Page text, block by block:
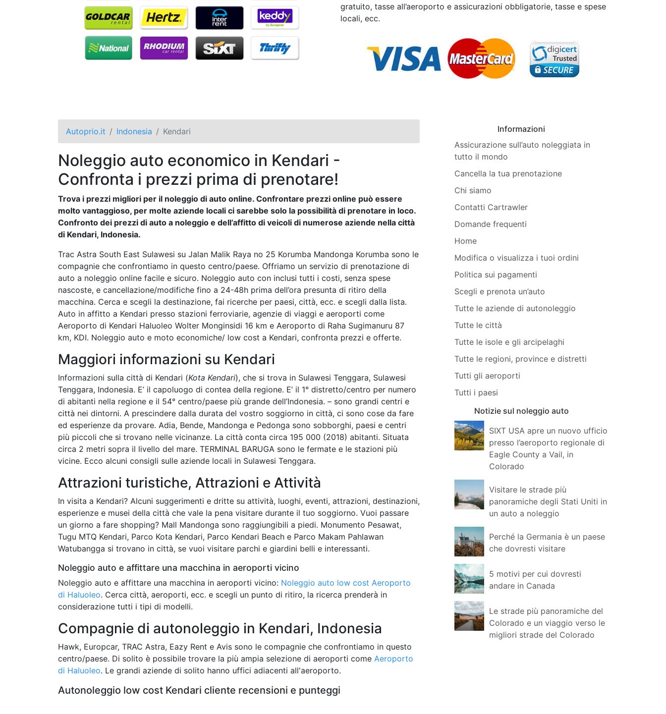
gratuito, tasse all’aeroporto e assicurazioni obbligatorie, tasse e spese
locali, ecc.
Autoprio.it Indonesia Kendari
Noleggio auto economico in Kendari -
Confronta i prezzi prima di prenotare!
Trova i prezzi migliori per il noleggio di auto online. Confrontare prezzi online può essere
molto vantaggioso, per molte aziende locali ci sarebbe solo la possibilità di prenotare in loco.
Confronto dei prezzi di auto a noleggio e dell’affitto di veicoli di numerose aziende nella città
di Kendari, Indonesia.
Trac Astra South East Sulawesi su Jalan Malik Raya no 25 Korumba Mandonga Korumba sono le
compagnie che confrontiamo in questo centro/paese. Offriamo un servizio di prenotazione di
auto a noleggio online facile e sicuro. Noleggio auto con inclusi tutti i costi, senza spese
nascoste, e cancellazione/modifiche fino a 24-48h prima dell’ora presunta di ritiro della
macchina. Cerca e scegli la destinazione, fai ricerche per paesi, città, ecc. e scegli dalla lista.
Auto in affitto a Kendari presso stazioni ferroviarie, agenzie di viaggi e aeroporti come
Aeroporto di Kendari Haluoleo Wolter Monginsidi 16 km e Aeroporto di Raha Sugimanuru 87
km, KDI. Noleggio auto e moto economiche/ low cost a Kendari, confronta prezzi e offerte.
Maggiori informazioni su Kendari
Informazioni sulla città di Kendari (Kota Kendari), che si trova in Sulawesi Tenggara, Sulawesi
Tenggara, Indonesia. E’ il capoluogo di contea della regione. E’ il 1° distretto/centro per numero
di abitanti nella regione e il 54° centro/paese più grande dell’Indonesia. – sono grandi centri e
città nei dintorni. A prescindere dalla durata del vostro soggiorno in città, ci sono cose da fare
ed esperienze da provare. Adia, Bende, Mandonga e Pedonga sono sobborghi, paesi e centri
più piccoli che si trovano nelle vicinanze. La città conta circa 195 000 (2018) abitanti. Situata
circa 2 metri sopra il livello del mare. TERMINAL BARUGA sono le fermate e le stazioni più
vicine. Ecco alcuni consigli sulle aziende locali in Sulawesi Tenggara.
Attrazioni turistiche, Attrazioni e Attività
In visita a Kendari? Alcuni suggerimenti e dritte su attività, luoghi, eventi, attrazioni, destinazioni,
esperienze e musei della città che vale la pena visitare durante il tuo soggiorno. Vuoi passare
un giorno a fare shopping? Mall Mandonga sono raggiungibili a piedi. Monumento Pesawat,
Tugu MTQ Kendari, Parco Kota Kendari, Parco Kendari Beach e Parco Makam Pahlawan
Watubangga si trovano in città, se vuoi visitare parchi e giardini belli e interessanti.
Noleggio auto e affittare una macchina in aeroporti vicino
Noleggio auto e affittare una macchina in aeroporti vicino: Noleggio auto low cost Aeroporto
di Haluoleo. Cerca città, aeroporti, ecc. e scegli un punto di ritiro, la ricerca prenderà in
considerazione tutti i tipi di modelli.
Compagnie di autonoleggio in Kendari, Indonesia
Hawk, Europcar, TRAC Astra, Eazy Rent e Avis sono le compagnie che confrontiamo in questo
centro/paese. Di solito è possibile trovare la più ampia selezione di aeroporti come Aeroporto
di Haluoleo. Le grandi aziende di solito hanno uffici adiacenti all'aeroporto.
Autonoleggio low cost Kendari cliente recensioni e punteggi
Informazioni
Assicurazione sull’auto noleggiata in
tutto il mondo
Cancella la tua prenotazione
Chi siamo
Contatti Cartrawler
Domande frequenti
Home
Modifica o visualizza i tuoi ordini
Politica sui pagamenti
Scegli e prenota un’auto
Tutte le aziende di autonoleggio
Tutte le città
Tutte le isole e gli arcipelaghi
Tutte le regioni, province e distretti
Tutti gli aeroporti
Tutti i paesi
Notizie sul noleggio auto
SIXT USA apre un nuovo ufficio
presso l’aeroporto regionale di
Eagle County a Vail, in
Colorado
Visitare le strade più
panoramiche degli Stati Uniti in
un auto a noleggio
Perché la Germania è un paese
che dovresti visitare
5 motivi per cui dovresti
andare in Canada
Le strade più panoramiche del
Colorado e un viaggio verso le
migliori strade del Colorado